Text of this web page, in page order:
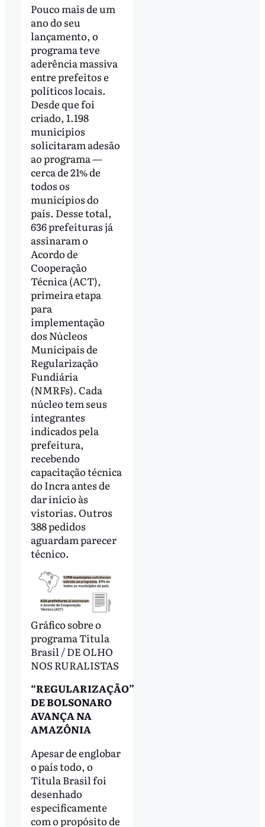
Pouco mais de um
ano do seu
lançamento, o
programa teve
aderência massiva
entre prefeitos e
políticos locais.
Desde que foi
criado, 1.198
municípios
solicitaram adesão
ao programa —
cerca de 21% de
todos os
municípios do
país. Desse total,
636 prefeituras já
assinaram o
Acordo de
Cooperação
Técnica (ACT),
primeira etapa
para
implementação
dos Núcleos
Municipais de
Regularização
Fundiária
(NMRFs). Cada
núcleo tem seus
integrantes
indicados pela
prefeitura,
recebendo
capacitação técnica
do Incra antes de
dar início às
vistorias. Outros
388 pedidos
aguardam parecer
técnico.
Gráfico sobre o
programa Titula
Brasil / DE OLHO
NOS RURALISTAS
“REGULARIZAÇÃO”
DE BOLSONARO
AVANÇA NA
AMAZÔNIA
Apesar de englobar
o país todo, o
Titula Brasil foi
desenhado
especificamente
com o propósito de